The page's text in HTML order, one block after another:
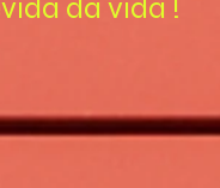
da vida !